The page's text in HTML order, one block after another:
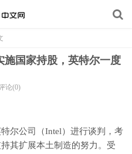
施国家持股，英特尔一度
论(0)
尔公司（Intel）进行谈判，考
其扩展本土制造的努力。受